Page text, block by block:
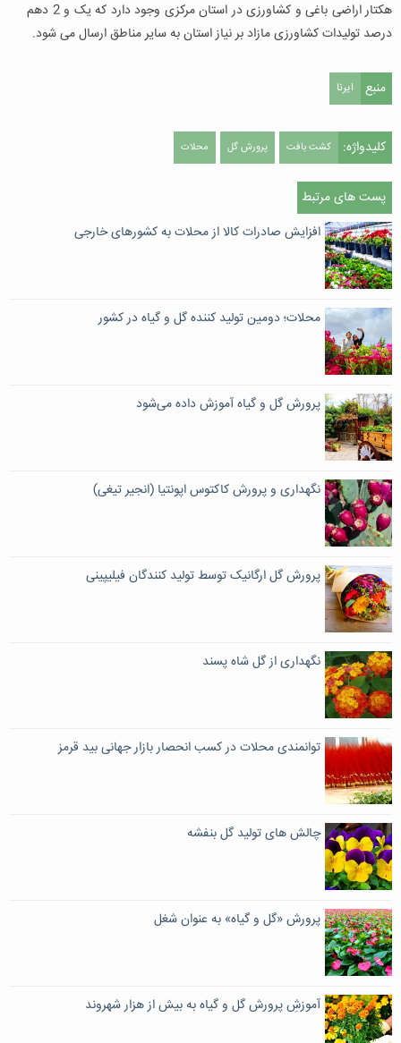
هکتار اراضی باغی و کشاورزی در استان مرکزی وجود دارد که یک و 2 دهم
درصد تولیدات کشاورزی مازاد بر نیاز استان به سایر مناطق ارسال می شود.
منبع ایرنا
کلیدواژه: کشت بافت پرورش گل محلات
پست های مرتبط
افزایش صادرات کالا از محلات به کشورهای خارجی
محلات؛ دومین تولید کننده گل و گیاه در کشور
پرورش گل و گیاه آموزش داده می‌شود
نگهداری و پرورش کاکتوس اپونتیا (انجیر تیغی)
پرورش گل ارگانیک توسط تولید کنندگان فیلیپینی
نگهداری از گل شاه پسند
توانمندی محلات در کسب انحصار بازار جهانی بید قرمز
چالش های تولید گل بنفشه
پرورش «گل‌ و گیاه» به عنوان شغل
آموزشِ پرورش گل و گیاه به بیش از هزار شهروند